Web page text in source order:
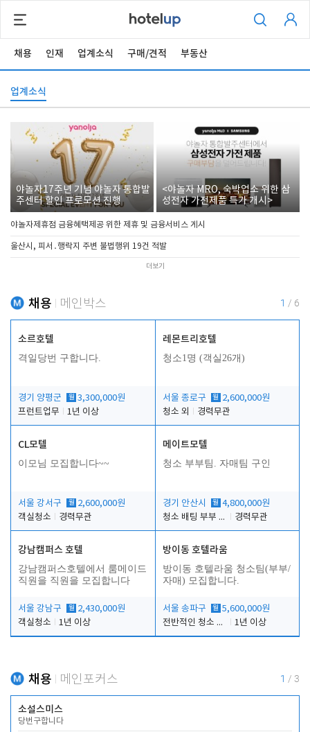
채용 인재 업계소식 구매/견적 부동산
업계소식
야놀자17주년 기념 야놀자 통합발
주센터 할인 프로모션 진행
<야놀자 MRO, 숙박업소 위한 삼
성전자 가전제품 특가 개시>
야놀자제휴점 금융혜택제공 위한 제휴 및 금융서비스 게시
울산시, 피서․행락지 주변 불법행위 19건 적발
더보기
채용 메인박스 1 / 6
소르호텔
격일당번 구합니다.
경기 양평군 월 3,300,000원
프런트업무
1년 이상
레몬트리호텔
청소1명 (객실26개)
서울 종로구 월 2,600,000원
청소 외
경력무관
CL모텔
이모님 모집합니다~~
서울 강서구 월 2,600,000원
객실청소
경력무관
메이트모텔
청소 부부팀. 자매팀 구인
경기 안산시 월 4,800,000원
청소 배팅 부부 구합니다
경력무관
강남캠퍼스 호텔
강남캠퍼스호텔에서 룸메이드
직원을 직원을 모집합니다
서울 강남구 월 2,430,000원
객실청소
1년 이상
방이동 호텔라움
방이동 호텔라움 청소팀(부부/
자매) 모집합니다.
서울 송파구 월 5,600,000원
전반적인 청소 업무(객실청소.객실정리)
1년 이상
채용 메인포커스 1 / 3
소설스미스
당번구합니다